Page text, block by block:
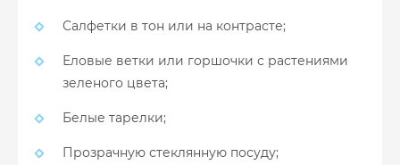
Салфетки в тон или на контрасте;
Еловые ветки или горшочки с растениями
зеленого цвета;
Белые тарелки;
Прозрачную стеклянную посуду;